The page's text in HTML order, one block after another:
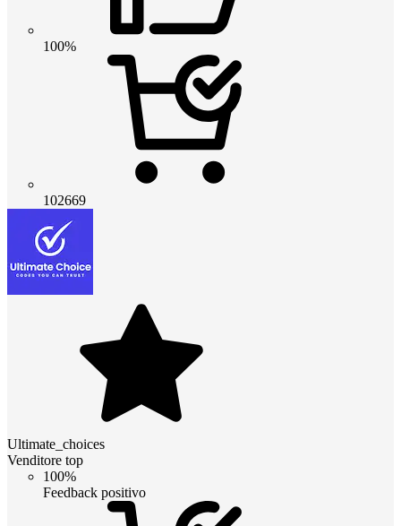
100%
102669
Ultimate_choices
Venditore top
100%
Feedback positivo